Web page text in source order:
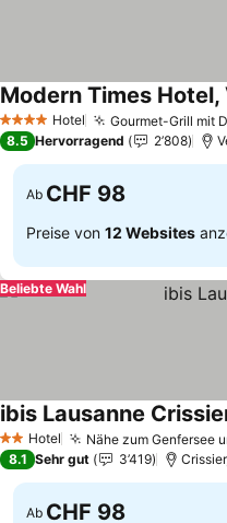
4 Sterne Hotel Gourmet-Grill mit
Preise sehen
8.5 Hervorragend 2’808
Ab CHF 98
Preise von 12 Websites
Beliebte Wahl
2 Sterne
Hotel Nähe zum Genfersee
ibis Lausanne
8.1 Sehr gut 3’419
Ab CHF 98